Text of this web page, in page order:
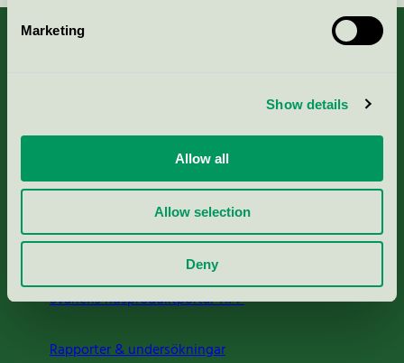
Marketing
Show details
Allow all
Allow selection
Deny
Nordic Ecolabelling Portal
Portal för massa, papper & tryckerier
Svanens husproduktportal-HPP
Rapporter & undersökningar